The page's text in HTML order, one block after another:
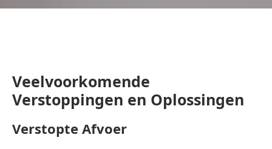
Veelvoorkomende
Verstoppingen en Oplossingen
Verstopte Afvoer